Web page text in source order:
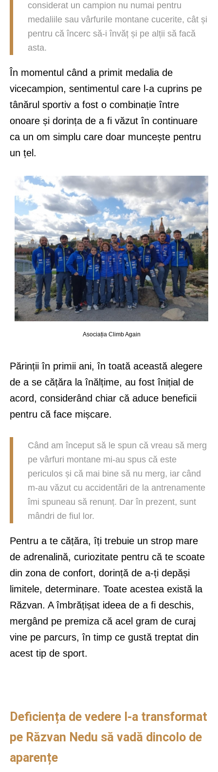
considerat un campion nu numai pentru
medaliile sau vârfurile montane cucerite, cât și
pentru că încerc să-i învăț și pe alții să facă
asta.
În momentul când a primit medalia de
vicecampion, sentimentul care l-a cuprins pe
tânărul sportiv a fost o combinație între
onoare și dorința de a fi văzut în continuare
ca un om simplu care doar muncește pentru
un țel.
Asociația Climb Again
Părinții în primii ani, în toată această alegere
de a se cățăra la înălțime, au fost înițial de
acord, considerând chiar că aduce beneficii
pentru că face mișcare.
Când am început să le spun că vreau să merg
pe vârfuri montane mi-au spus că este
periculos și că mai bine să nu merg, iar când
m-au văzut cu accidentări de la antrenamente
îmi spuneau să renunț. Dar în prezent, sunt
mândri de fiul lor.
Pentru a te cățăra, îți trebuie un strop mare
de adrenalină, curiozitate pentru că te scoate
din zona de confort, dorință de a-ți depăși
limitele, determinare. Toate acestea există la
Răzvan. A îmbrățișat ideea de a fi deschis,
mergând pe premiza că acel gram de curaj
vine pe parcurs, în timp ce gustă treptat din
acest tip de sport.
Deficiența de vedere l-a transformat
pe Răzvan Nedu să vadă dincolo de
aparențe